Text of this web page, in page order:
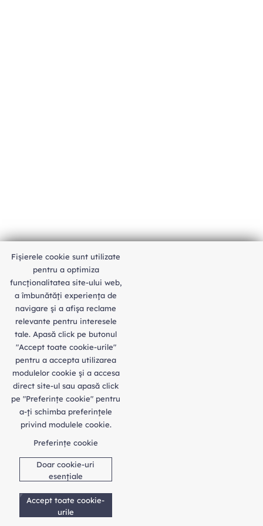
An unexpected error has occurred
Fișierele cookie sunt utilizate
pentru a optimiza
funcţionalitatea site-ului web,
a îmbunătăţi experienţa de
navigare şi a afişa reclame
relevante pentru interesele
tale. Apasă click pe butonul
"Accept toate cookie-urile"
pentru a accepta utilizarea
modulelor cookie şi a accesa
direct site-ul sau apasă click
pe "Preferințe cookie" pentru
a-ţi schimba preferinţele
privind modulele cookie.
Preferințe cookie
Doar cookie-uri
esențiale
Accept toate cookie-
urile